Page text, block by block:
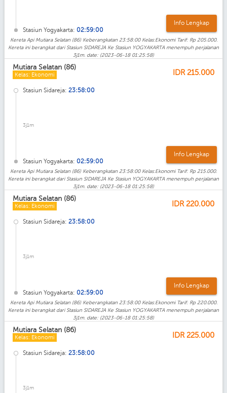
Stasiun Yogyakarta: 02:59:00
Info Lengkap
Kereta Api Mutiara Selatan (86) Keberangkatan 23:58:00 Kelas:Ekonomi Tarif: Rp 205.000.
Kereta ini berangkat dari Stasiun SIDAREJA Ke Stasiun YOGYAKARTA menempuh perjalanan
3j1m. date: (2023-06-18 01:25:58)
Mutiara Selatan (86)
Kelas: Ekonomi IDR 215.000
Stasiun Sidareja: 23:58:00
3j1m
Stasiun Yogyakarta: 02:59:00
Info Lengkap
Kereta Api Mutiara Selatan (86) Keberangkatan 23:58:00 Kelas:Ekonomi Tarif: Rp 215.000.
Kereta ini berangkat dari Stasiun SIDAREJA Ke Stasiun YOGYAKARTA menempuh perjalanan
3j1m. date: (2023-06-18 01:25:58)
Mutiara Selatan (86)
Kelas: Ekonomi IDR 220.000
Stasiun Sidareja: 23:58:00
3j1m
Stasiun Yogyakarta: 02:59:00
Info Lengkap
Kereta Api Mutiara Selatan (86) Keberangkatan 23:58:00 Kelas:Ekonomi Tarif: Rp 220.000.
Kereta ini berangkat dari Stasiun SIDAREJA Ke Stasiun YOGYAKARTA menempuh perjalanan
3j1m. date: (2023-06-18 01:25:58)
Mutiara Selatan (86)
Kelas: Ekonomi IDR 225.000
Stasiun Sidareja: 23:58:00
3j1m